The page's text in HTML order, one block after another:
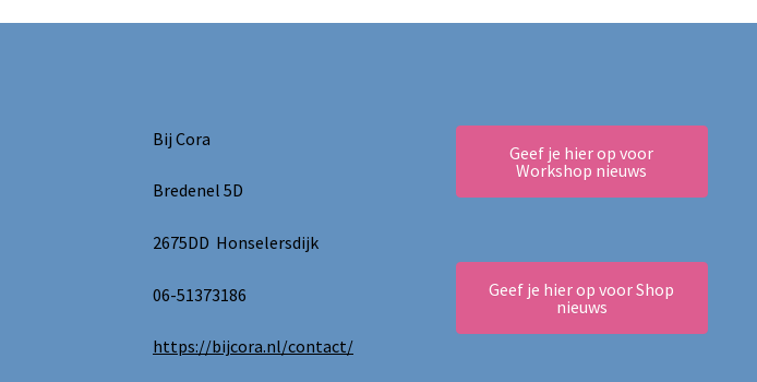
Bij Cora
Bredenel 5D
2675DD Honselersdijk
06-51373186
https://bijcora.nl/contact/
Geef je hier op voor
Workshop nieuws
Geef je hier op voor Shop
nieuws